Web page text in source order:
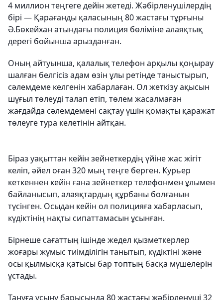
4 миллион теңгеге дейін жетеді. Жәбірленушілердің
бірі — Қарағанды қаласының 80 жастағы тұрғыны
Ә.Бөкейхан атындағы полиция бөліміне алаяқтық
дерегі бойынша арызданған.
Оның айтуынша, қалалық телефон арқылы қоңырау
шалған белгісіз адам өзін ұлы ретінде таныстырып,
сәлемдеме келгенін хабарлаған. Ол жеткізу ақысын
шұғыл төлеуді талап етіп, төлем жасалмаған
жағдайда сәлемдемені сақтау үшін қомақты қаражат
төлеуге тура келетінін айтқан.
Біраз уақыттан кейін зейнеткердің үйіне жас жігіт
келіп, әйел оған 320 мың теңге берген. Курьер
кеткеннен кейін ғана зейнеткер телефонмен ұлымен
байланысып, алаяқтардың құрбаны болғанын
түсінген. Осыдан кейін ол полицияға хабарласып,
күдіктінің нақты сипаттамасын ұсынған.
Бірнеше сағаттың ішінде жедел қызметкерлер
жоғары жұмыс тиімділігін танытып, күдіктіні және
осы қылмысқа қатысы бар топтың басқа мүшелерін
ұстады.
Тануға ұсыну барысында 80 жастағы жәбірленуші 32